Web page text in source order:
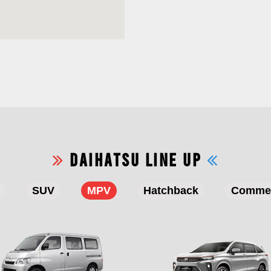
DAIHATSU LINE UP
SUV MPV Hatchback